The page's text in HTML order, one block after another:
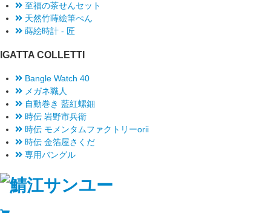
至福の茶せんセット
天然竹蒔絵筆ぺん
蒔絵時計 - 匠
IGATTA COLLETTI
Bangle Watch 40
メガネ職人
自動巻き 藍紅螺鈿
時伝 岩野市兵衛
時伝 モメンタムファクトリーorii
時伝 金箔屋さくだ
専用バングル